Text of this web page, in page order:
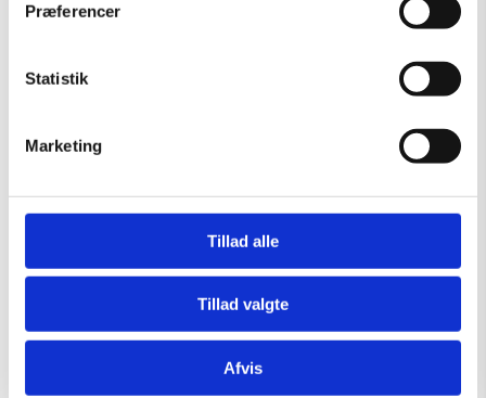
Præferencer
Statistik
Marketing
Tillad alle
Tillad valgte
Afvis
Gælder til og med 15/8
Mandag – Torsdag:
Lørdag, søndag & helligdage:
Handelsbetingelser